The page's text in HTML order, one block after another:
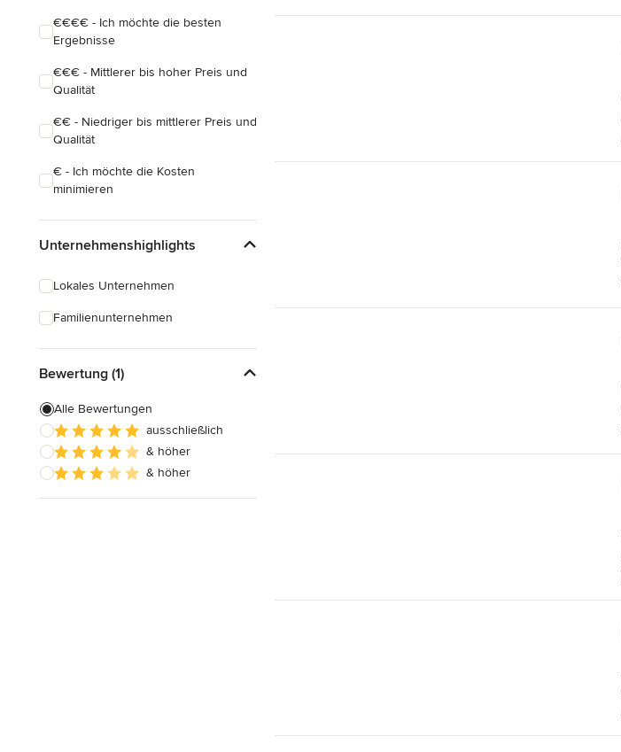
€€€€ - Ich möchte die besten
Ergebnisse
€€€ - Mittlerer bis hoher Preis und
Qualität
€€ - Niedriger bis mittlerer Preis und
Qualität
€ - Ich möchte die Kosten
minimieren
Unternehmenshighlights
Lokales Unternehmen
Familienunternehmen
Bewertung (1)
Alle Bewertungen
ausschließlich
& höher
& höher